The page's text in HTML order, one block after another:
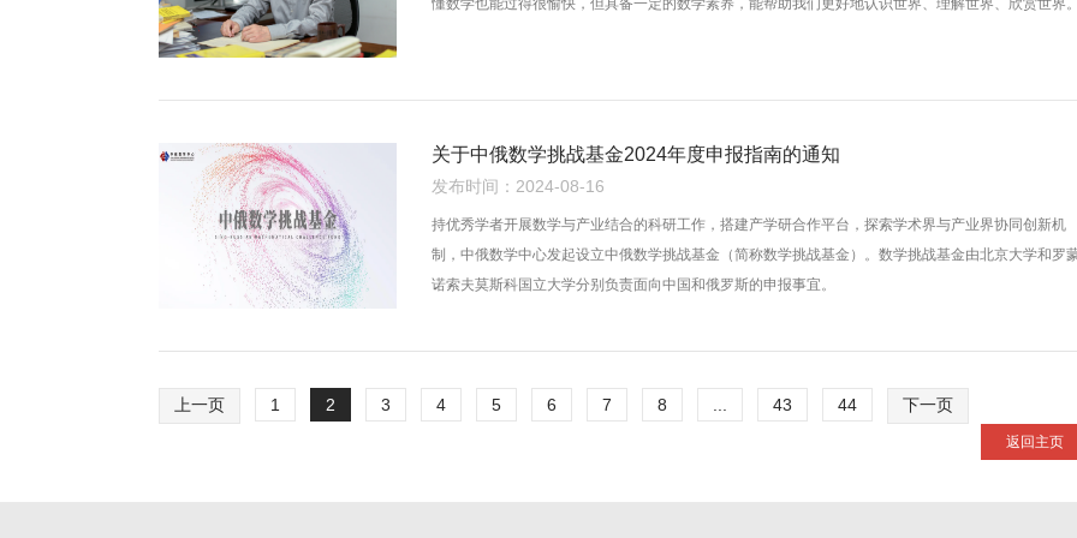
懂数学也能过得很愉快，但具备一定的数学素养，能帮助我们更好地认识世界、理解世界、欣赏世界
关于中俄数学挑战基金2024年度申报指南的通知
发布时间：2024-08-16
​持优秀学者开展数学与产业结合的科研工作，搭建产学研合作平台，探索学术界与产业界协同创新机
制，中俄数学中心发起设立中俄数学挑战基金（简称数学挑战基金）。数学挑战基金由北京大学和罗
诺索夫莫斯科国立大学分别负责面向中国和俄罗斯的申报事宜。
上一页 1 2 3 4 5 6 7 8 43 44 下一页
返回主页